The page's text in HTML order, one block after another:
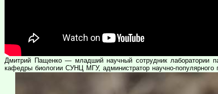
Дмитрий Пащенко — младший научный сотрудник лаборатории
кафедры биологии СУНЦ МГУ, администратор научно-популярного